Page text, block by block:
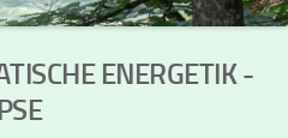
ENERGETIK -